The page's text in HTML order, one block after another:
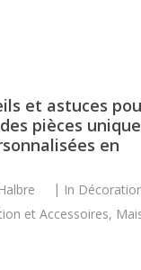
et astuces
pièces
en
In
et Accessoires,